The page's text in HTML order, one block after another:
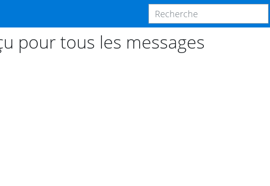
pour tous les messages